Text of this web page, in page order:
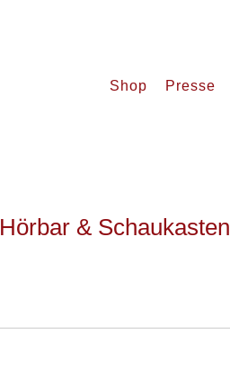
Shop Presse
Hörbar & Schaukasten